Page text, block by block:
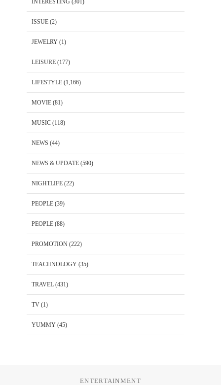
INTERESTING (301)
ISSUE (2)
JEWELRY (1)
LEISURE (177)
LIFESTYLE (1,166)
MOVIE (81)
MUSIC (118)
NEWS (44)
NEWS & UPDATE (590)
NIGHTLIFE (22)
PEOPLE (39)
PEOPLE (88)
PROMOTION (222)
TEACHNOLOGY (35)
TRAVEL (431)
TV (1)
YUMMY (45)
ENTERTAINMENT